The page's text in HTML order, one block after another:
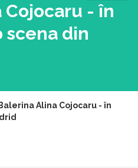
- în
scena din
Balerina Alina Cojocaru - în